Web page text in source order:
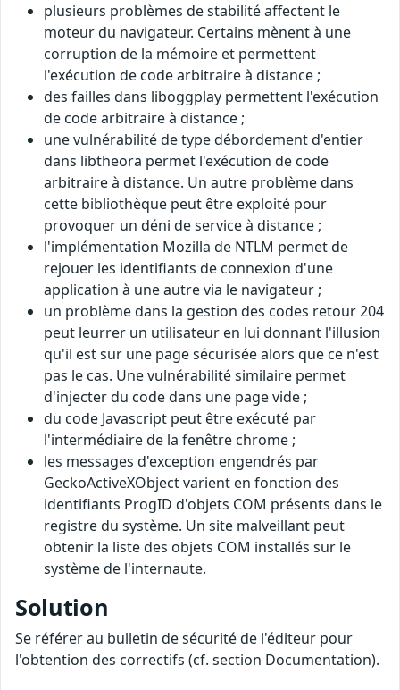
plusieurs problèmes de stabilité affectent le
moteur du navigateur. Certains mènent à une
corruption de la mémoire et permettent
l'exécution de code arbitraire à distance ;
des failles dans liboggplay permettent l'exécution
de code arbitraire à distance ;
une vulnérabilité de type débordement d'entier
dans libtheora permet l'exécution de code
arbitraire à distance. Un autre problème dans
cette bibliothèque peut être exploité pour
provoquer un déni de service à distance ;
l'implémentation Mozilla de NTLM permet de
rejouer les identifiants de connexion d'une
application à une autre via le navigateur ;
un problème dans la gestion des codes retour 204
peut leurrer un utilisateur en lui donnant l'illusion
qu'il est sur une page sécurisée alors que ce n'est
pas le cas. Une vulnérabilité similaire permet
d'injecter du code dans une page vide ;
du code Javascript peut être exécuté par
l'intermédiaire de la fenêtre chrome ;
les messages d'exception engendrés par
GeckoActiveXObject varient en fonction des
identifiants ProgID d'objets COM présents dans le
registre du système. Un site malveillant peut
obtenir la liste des objets COM installés sur le
système de l'internaute.
Solution
Se référer au bulletin de sécurité de l'éditeur pour
l'obtention des correctifs (cf. section Documentation).